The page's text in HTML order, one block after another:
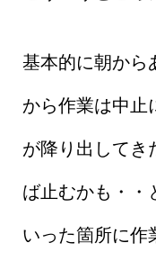
基本的に朝から
から作業は中止
が降り出してき
ば止むかも・・
いった箇所に作